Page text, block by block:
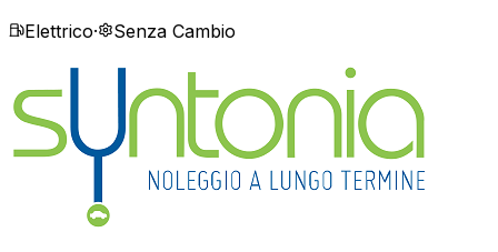
Elettrico· Senza Cambio